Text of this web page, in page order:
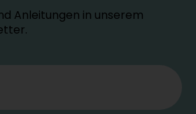
Anleitungen in unserem